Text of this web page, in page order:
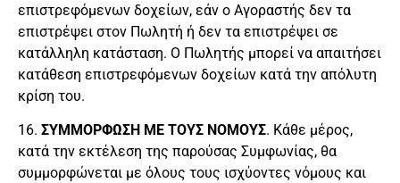
επιστρεφόμενων δοχείων, εάν ο Αγοραστής δεν τα
επιστρέψει στον Πωλητή ή δεν τα επιστρέψει σε
κατάλληλη κατάσταση. Ο Πωλητής μπορεί να απαιτήσει
κατάθεση επιστρεφόμενων δοχείων κατά την απόλυτη
κρίση του.
16. ΣΥΜΜΟΡΦΩΣΗ ΜΕ ΤΟΥΣ ΝΟΜΟΥΣ. Κάθε μέρος,
κατά την εκτέλεση της παρούσας Συμφωνίας, θα
συμμορφώνεται με όλους τους ισχύοντες νόμους και